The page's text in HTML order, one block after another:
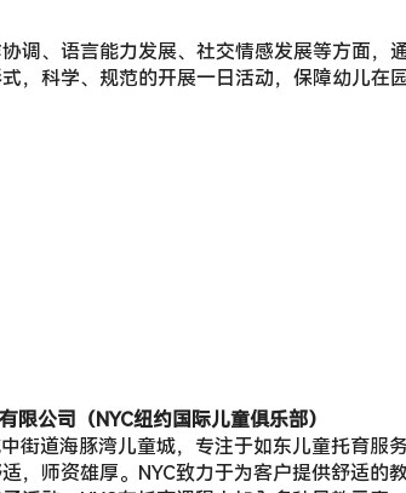
调、语言能力发展、社交情感发展等方面，
，科学、规范的开展一日活动，保障幼儿在
托管有限公司
而出的小绿芽一般娇嫩，柔弱，需要成人